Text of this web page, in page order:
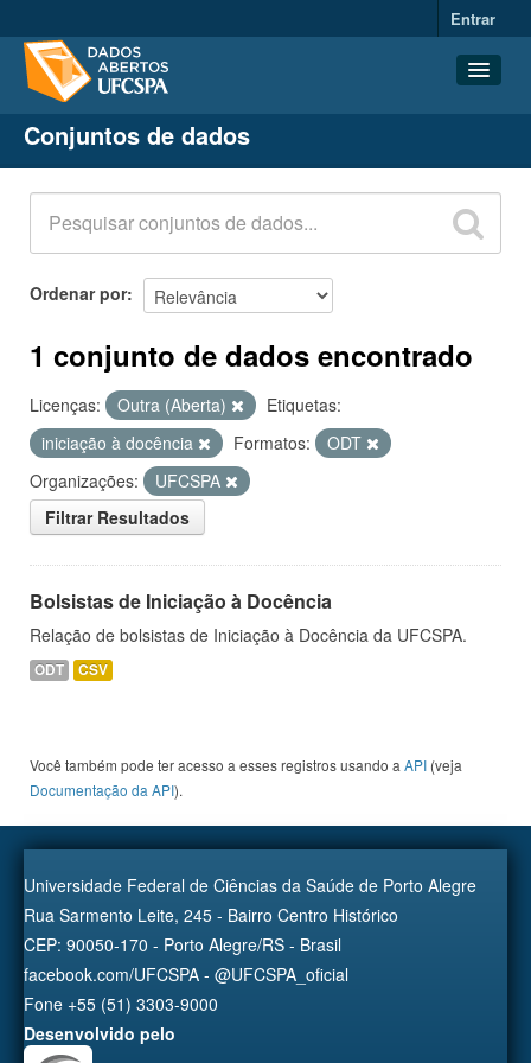
Entrar
Conjuntos de dados
Organizações
Grupos
Sobre
Conjuntos de dados
Ordenar por
1 conjunto de dados encontrado
Licenças: Outra (Aberta)
Etiquetas:
iniciação à docência
Formatos:
ODT
Organizações:
UFCSPA
Filtrar Resultados
Bolsistas de Iniciação à Docência
Relação de bolsistas de Iniciação à Docência da UFCSPA.
ODT CSV
Você também pode ter acesso a esses registros usando a API (veja
Documentação da API).
Universidade Federal de Ciências da Saúde de Porto Alegre
Rua Sarmento Leite, 245 - Bairro Centro Histórico
CEP: 90050-170 - Porto Alegre/RS - Brasil
facebook.com/UFCSPA - @UFCSPA_oficial
Fone +55 (51) 3303-9000
Desenvolvido pelo